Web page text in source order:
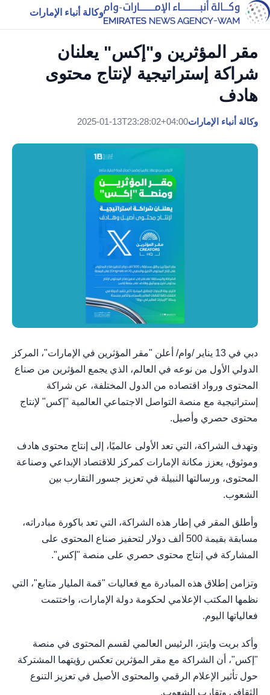
وكالة أنباء الإمارات
مقر المؤثرين و"إكس" يعلنان
شراكة إستراتيجية لإنتاج محتوى
هادف
وكالة أنباء الإمارات2025-01-13T23:28:02+04:00
دبي في 13 يناير /وام/ أعلن "مقر المؤثرين في الإمارات"، المركز
الدولي الأول من نوعه في العالم، الذي يجمع المؤثرين من صناع
المحتوى ورواد اقتصاده من الدول المختلفة، عن شراكة
إستراتيجية مع منصة التواصل الاجتماعي العالمية "إكس" لإنتاج
محتوى حصري وأصيل.
وتهدف الشراكة، التي تعد الأولى عالميًا، إلى إنتاج محتوى هادف
وموثوق، يعزز مكانة الإمارات كمركز للاقتصاد الإبداعي وصناعة
المحتوى، ورسالتها النبيلة في تعزيز جسور التقارب بين
الشعوب.
وأطلق المقر في إطار هذه الشراكة، التي تعد باكورة مبادراته،
مسابقة بقيمة 500 ألف دولار لتحفيز صناع المحتوى على
المشاركة في إنتاج محتوى حصري على منصة "إكس".
وتزامن إطلاق هذه المبادرة مع فعاليات "قمة المليار متابع"، التي
نظمها المكتب الإعلامي لحكومة دولة الإمارات، واختتمت
فعالياتها اليوم.
وأكد بريت وايتز، الرئيس العالمي لقسم المحتوى في منصة
"إكس"، أن الشراكة مع مقر المؤثرين تعكس رؤيتهما المشتركة
حول تأثير الإعلام الرقمي والمحتوى الأصيل في تعزيز التنوع
الثقافي وتقارب الشعوب.